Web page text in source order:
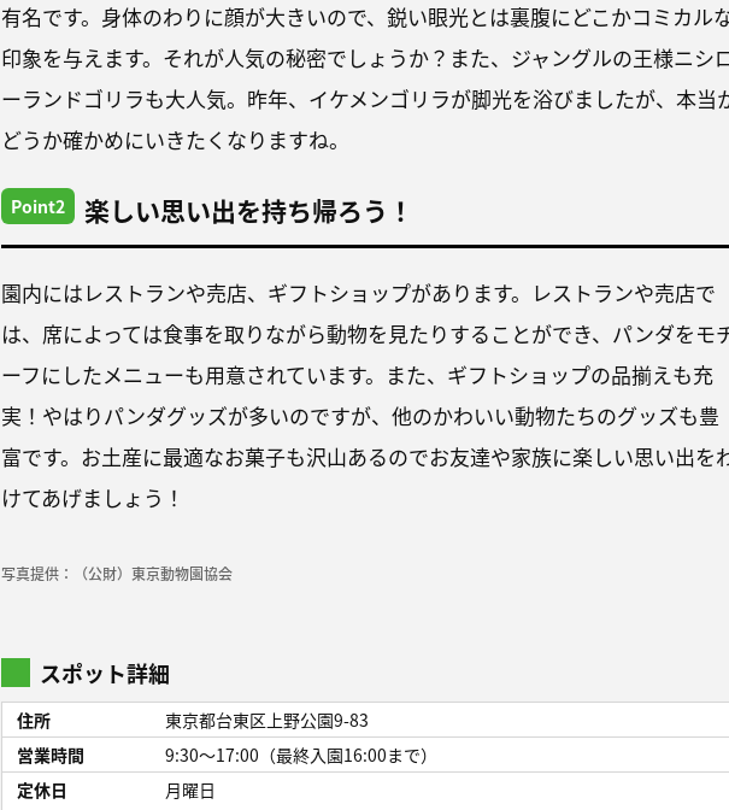
有名です。身体のわりに顔が大きいので、鋭い眼光とは裏腹にどこかコミカル
印象を与えます。それが人気の秘密でしょうか？また、ジャングルの王様ニシ
ーランドゴリラも大人気。昨年、イケメンゴリラが脚光を浴びましたが、本当
どうか確かめにいきたくなりますね。
Point2 楽しい思い出を持ち帰ろう！
園内にはレストランや売店、ギフトショップがあります。レストランや売店で
は、席によっては食事を取りながら動物を見たりすることができ、パンダをモ
ーフにしたメニューも用意されています。また、ギフトショップの品揃えも充
実！やはりパンダグッズが多いのですが、他のかわいい動物たちのグッズも豊
富です。お土産に最適なお菓子も沢山あるのでお友達や家族に楽しい思い出を
けてあげましょう！
写真提供：（公財）東京動物園協会
スポット詳細
住所
東京都台東区上野公園9-83
営業時間
9:30～17:00（最終入園16:00まで）
定休日
月曜日